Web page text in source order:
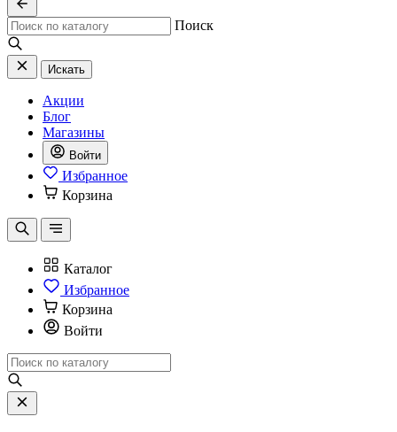
Поиск
Искать
Акции
Блог
Магазины
Войти
Избранное
Корзина
Каталог
Избранное
Корзина
Войти